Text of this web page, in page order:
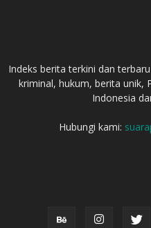
Indeks berita terkini dan
kriminal, hukum, berita unik,
Indonesia
Hubungi kami: